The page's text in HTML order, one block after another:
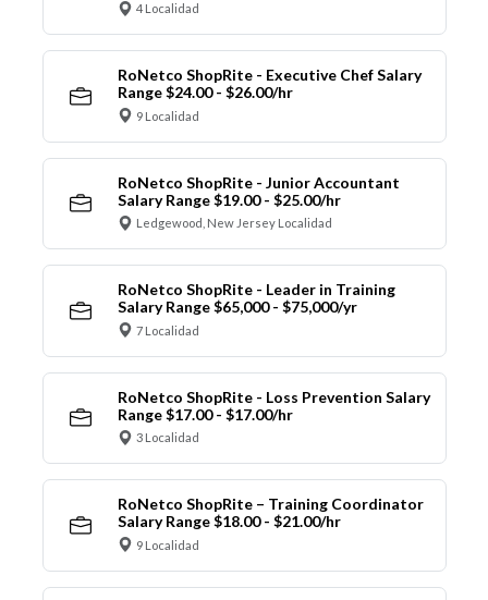
4 Localidad
RoNetco ShopRite - Executive Chef Salary
Range $24.00 - $26.00/hr
9 Localidad
RoNetco ShopRite - Junior Accountant
Salary Range $19.00 - $25.00/hr
Ledgewood, New Jersey Localidad
RoNetco ShopRite - Leader in Training
Salary Range $65,000 - $75,000/yr
7 Localidad
RoNetco ShopRite - Loss Prevention Salary
Range $17.00 - $17.00/hr
3 Localidad
RoNetco ShopRite – Training Coordinator
Salary Range $18.00 - $21.00/hr
9 Localidad